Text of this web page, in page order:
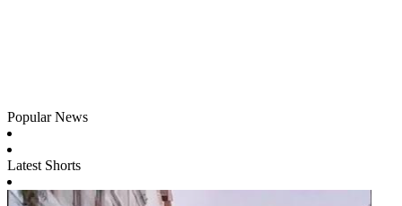
Popular News
Latest Shorts